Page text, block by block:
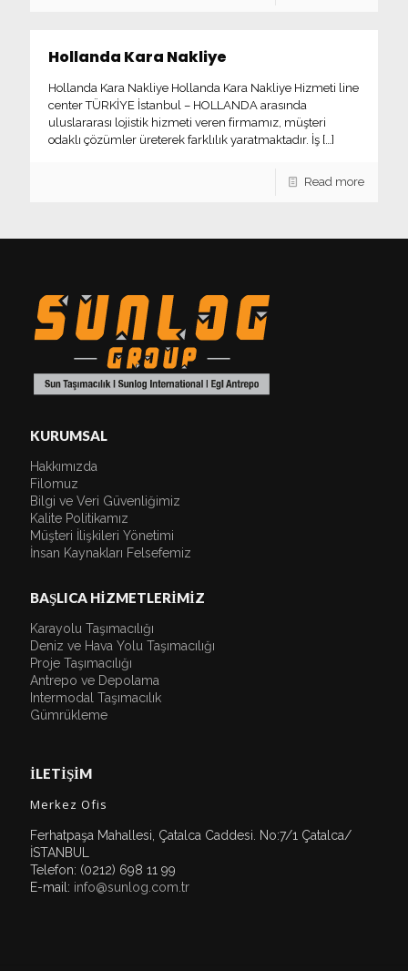
Hollanda Kara Nakliye
Hollanda Kara Nakliye Hollanda Kara Nakliye Hizmeti line
center TÜRKİYE İstanbul – HOLLANDA arasında
uluslararası lojistik hizmeti veren firmamız, müşteri
odaklı çözümler üreterek farklılık yaratmaktadır. İş […]
Read more
KURUMSAL
Hakkımızda
Filomuz
Bilgi ve Veri Güvenliğimiz
Kalite Politikamız
Müşteri İlişkileri Yönetimi
İnsan Kaynakları Felsefemiz
BAŞLICA HİZMETLERİMİZ
Karayolu Taşımacılığı
Deniz ve Hava Yolu Taşımacılığı
Proje Taşımacılığı
Antrepo ve Depolama
Intermodal Taşımacılık
Gümrükleme
İLETİŞİM
Merkez Ofis
Ferhatpaşa Mahallesi, Çatalca Caddesi. No:7/1 Çatalca/
İSTANBUL
Telefon: (0212) 698 11 99
E-mail: info@sunlog.com.tr